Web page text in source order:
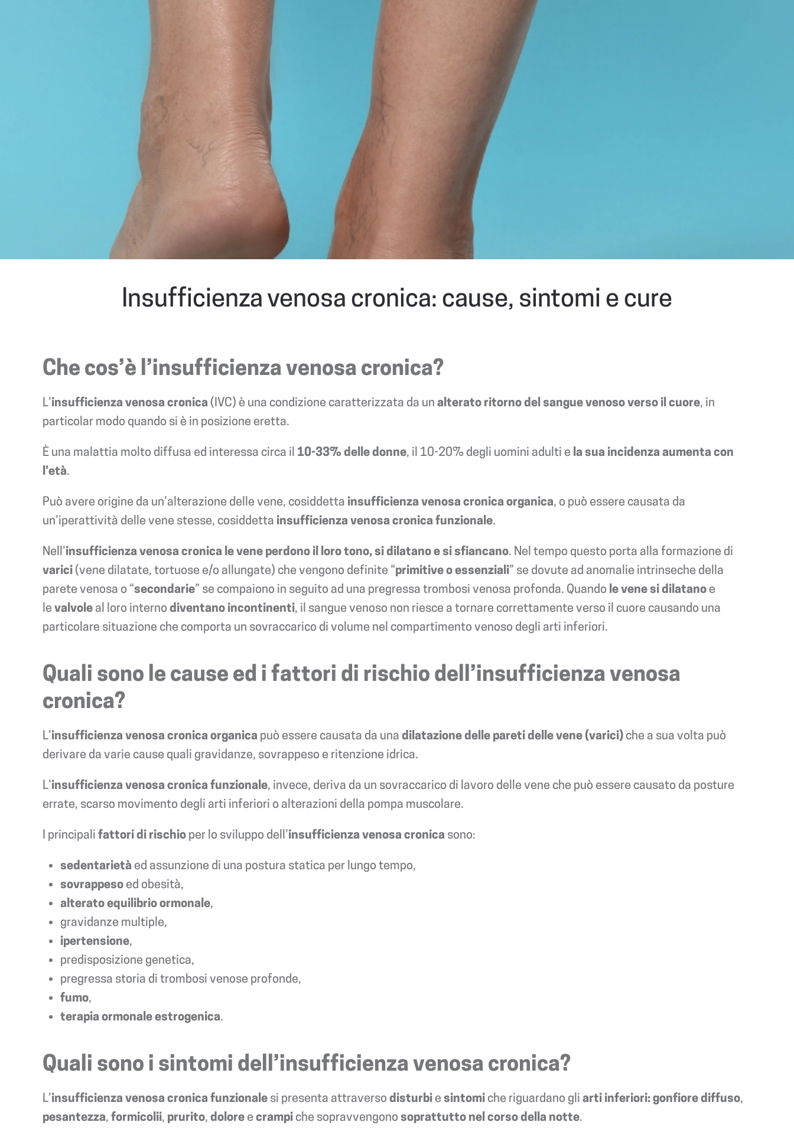
Insufficienza venosa cronica: cause, sintomi e cure
Che cos’è l’insufficienza venosa cronica?
L’insufficienza venosa cronica (IVC) è una condizione caratterizzata da un alterato ritorno del sangue venoso verso il cuore, in
particolar modo quando si è in posizione eretta.
È una malattia molto diffusa ed interessa circa il 10-33% delle donne, il 10-20% degli uomini adulti e la sua incidenza aumenta con
l’età.
Può avere origine da un’alterazione delle vene, cosiddetta insufficienza venosa cronica organica, o può essere causata da
un’iperattività delle vene stesse, cosiddetta insufficienza venosa cronica funzionale.
Nell’insufficienza venosa cronica le vene perdono il loro tono, si dilatano e si sfiancano. Nel tempo questo porta alla formazione di
varici (vene dilatate, tortuose e/o allungate) che vengono definite “primitive o essenziali” se dovute ad anomalie intrinseche della
parete venosa o “secondarie” se compaiono in seguito ad una pregressa trombosi venosa profonda. Quando le vene si dilatano e
le valvole al loro interno diventano incontinenti, il sangue venoso non riesce a tornare correttamente verso il cuore causando una
particolare situazione che comporta un sovraccarico di volume nel compartimento venoso degli arti inferiori.
Quali sono le cause ed i fattori di rischio dell’insufficienza venosa
cronica?
L’insufficienza venosa cronica organica può essere causata da una dilatazione delle pareti delle vene (varici) che a sua volta può
derivare da varie cause quali gravidanze, sovrappeso e ritenzione idrica.
L’insufficienza venosa cronica funzionale, invece, deriva da un sovraccarico di lavoro delle vene che può essere causato da posture
errate, scarso movimento degli arti inferiori o alterazioni della pompa muscolare.
I principali fattori di rischio per lo sviluppo dell’insufficienza venosa cronica sono:
sedentarietà ed assunzione di una postura statica per lungo tempo,
sovrappeso ed obesità,
alterato equilibrio ormonale,
gravidanze multiple,
ipertensione,
predisposizione genetica,
pregressa storia di trombosi venose profonde,
fumo,
terapia ormonale estrogenica.
Quali sono i sintomi dell’insufficienza venosa cronica?
L’insufficienza venosa cronica funzionale si presenta attraverso disturbi e sintomi che riguardano gli arti inferiori: gonfiore diffuso,
pesantezza, formicolii, prurito, dolore e crampi che sopravvengono soprattutto nel corso della notte.